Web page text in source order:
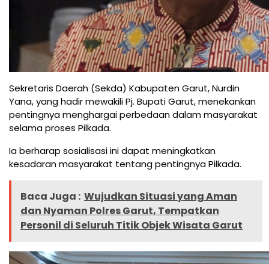
Sekretaris Daerah (Sekda) Kabupaten Garut, Nurdin
Yana, yang hadir mewakili Pj. Bupati Garut, menekankan
pentingnya menghargai perbedaan dalam masyarakat
selama proses Pilkada.
Ia berharap sosialisasi ini dapat meningkatkan
kesadaran masyarakat tentang pentingnya Pilkada.
Baca Juga : Wujudkan Situasi yang Aman
dan Nyaman Polres Garut, Tempatkan
Personil di Seluruh Titik Objek Wisata Garut